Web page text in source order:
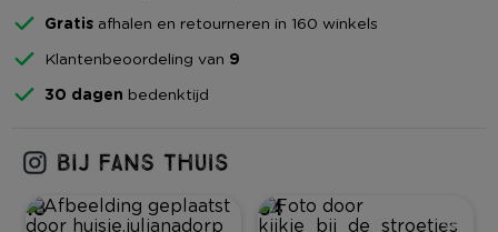
Gratis afhalen en retourneren in 160 winkels
Klantenbeoordeling van 9
30 dagen bedenktijd
18 64